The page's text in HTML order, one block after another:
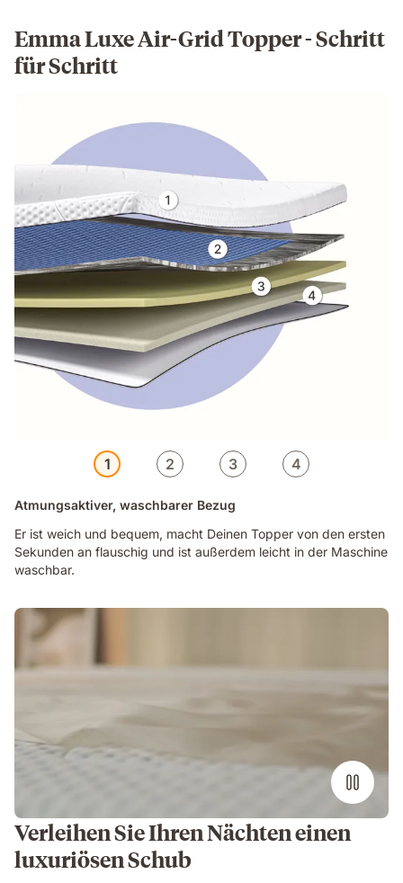
Emma Luxe Air-Grid Topper - Schritt
für Schritt
1 2 3 4
Atmungsaktiver, waschbarer Bezug
Er ist weich und bequem, macht Deinen Topper von den ersten
Sekunden an flauschig und ist außerdem leicht in der Maschine
waschbar.
Verleihen Sie Ihren Nächten einen
luxuriösen Schub